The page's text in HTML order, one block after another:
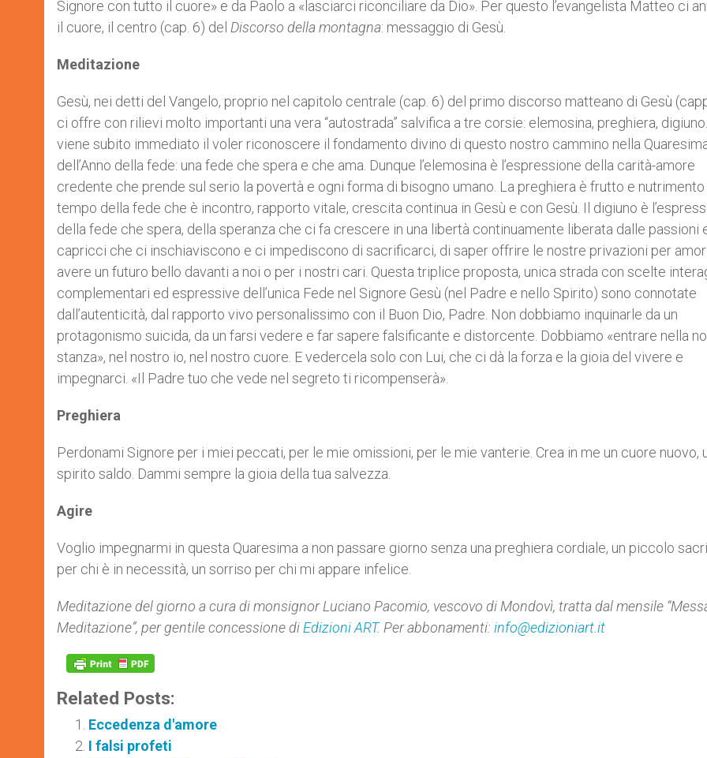
Signore con tutto il cuore» e da Paolo a «lasciarci riconciliare da Dio». Per questo l’evangelista Matteo ci
il cuore, il centro (cap. 6) del Discorso della montagna: messaggio di Gesù.
Meditazione
Gesù, nei detti del Vangelo, proprio nel capitolo centrale (cap. 6) del primo discorso matteano di Gesù
ci offre con rilievi molto importanti una vera “autostrada” salvifica a tre corsie: elemosina, preghiera,
viene subito immediato il voler riconoscere il fondamento divino di questo nostro cammino nella
dell’Anno della fede: una fede che spera e che ama. Dunque l’elemosina è l’espressione della carità-amore
credente che prende sul serio la povertà e ogni forma di bisogno umano. La preghiera è frutto e nutrimento
tempo della fede che è incontro, rapporto vitale, crescita continua in Gesù e con Gesù. Il digiuno è
della fede che spera, della speranza che ci fa crescere in una libertà continuamente liberata dalle passioni
capricci che ci inschiaviscono e ci impediscono di sacrificarci, di saper offrire le nostre privazioni per
avere un futuro bello davanti a noi o per i nostri cari. Questa triplice proposta, unica strada con scelte
complementari ed espressive dell’unica Fede nel Signore Gesù (nel Padre e nello Spirito) sono connotate
dall’autenticità, dal rapporto vivo personalissimo con il Buon Dio, Padre. Non dobbiamo inquinarle da un
protagonismo suicida, da un farsi vedere e far sapere falsificante e distorcente. Dobbiamo «entrare nella
stanza», nel nostro io, nel nostro cuore. E vedercela solo con Lui, che ci dà la forza e la gioia del vivere e
impegnarci. «Il Padre tuo che vede nel segreto ti ricompenserà».
Preghiera
Perdonami Signore per i miei peccati, per le mie omissioni, per le mie vanterie. Crea in me un cuore nuovo,
spirito saldo. Dammi sempre la gioia della tua salvezza.
Agire
Voglio impegnarmi in questa Quaresima a non passare giorno senza una preghiera cordiale, un piccolo
per chi è in necessità, un sorriso per chi mi appare infelice.
Meditazione del giorno a cura di monsignor Luciano Pacomio, vescovo di Mondovì, tratta dal mensile
Meditazione”, per gentile concessione di Edizioni ART. Per abbonamenti: info@edizioniart.it
Related Posts:
Eccedenza d'amore
I falsi profeti